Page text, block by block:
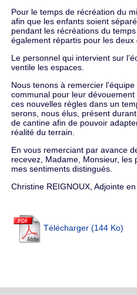
Pour le temps de récréation du
afin que les enfants soient
pendant les récréations du
également répartis pour les deux
Le personnel qui intervient sur
ventile les espaces.
Nous tenons à remercier
communal pour leur
ces nouvelles règles dans un
serons, nous élus, présent
de cantine afin de pouvoir
réalité du terrain.
En vous remerciant par avance
recevez, Madame, Monsieur, les
mes sentiments distingués.
Christine REIGNOUX, Adjointe
Télécharger (144 Ko)